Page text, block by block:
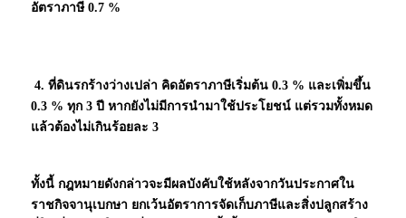
อัตราภาษี 0.7 %
4. ที่ดินรกร้างว่างเปล่า คิดอัตราภาษีเริ่มต้น 0.3 % และเพิ่มขึ้น
0.3 % ทุก 3 ปี หากยังไม่มีการนำมาใช้ประโยชน์ แต่รวมทั้งหมด
แล้วต้องไม่เกินร้อยละ 3
ทั้งนี้ กฎหมายดังกล่าวจะมีผลบังคับใช้หลังจากวันประกาศใน
ราชกิจจานุเบกษา ยกเว้นอัตราการจัดเก็บภาษีและสิ่งปลูกสร้าง